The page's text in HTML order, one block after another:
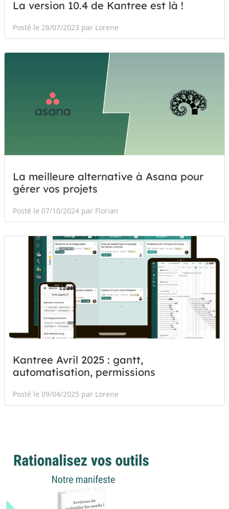
La version 10.4 de Kantree est là !
Posté le 28/07/2023 par Lorene
La meilleure alternative à Asana pour
gérer vos projets
Posté le 07/10/2024 par Florian
Kantree Avril 2025 : gantt,
automatisation, permissions
Posté le 09/04/2025 par Lorene